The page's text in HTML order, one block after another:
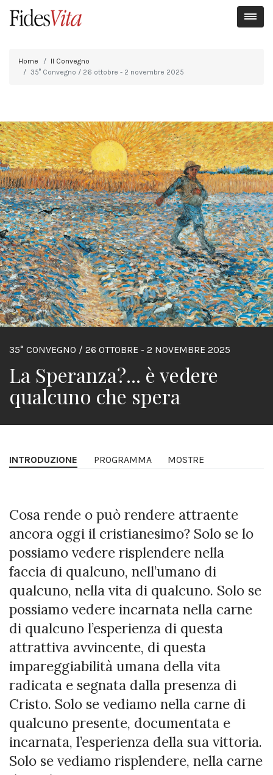
Home
Il Convegno
35° Convegno / 26 ottobre - 2 novembre 2025
35° CONVEGNO / 26 OTTOBRE - 2 NOVEMBRE 2025
La Speranza?... è vedere
qualcuno che spera
INTRODUZIONE PROGRAMMA MOSTRE
Cosa rende o può rendere attraente
ancora oggi il cristianesimo? Solo se lo
possiamo vedere risplendere nella
faccia di qualcuno, nell’umano di
qualcuno, nella vita di qualcuno. Solo se
possiamo vedere incarnata nella carne
di qualcuno l’esperienza di questa
attrattiva avvincente, di questa
impareggiabilità umana della vita
radicata e segnata dalla presenza di
Cristo. Solo se vediamo nella carne di
qualcuno presente, documentata e
incarnata, l’esperienza della sua vittoria.
Solo se vediamo risplendere, nella carne